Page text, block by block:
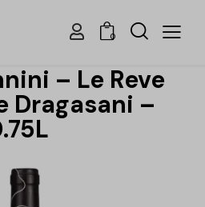
0
– Le Reve
Dragasani –